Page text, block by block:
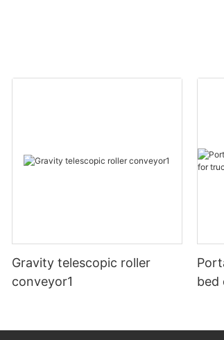
Gravity telescopic roller
conveyor1
bed